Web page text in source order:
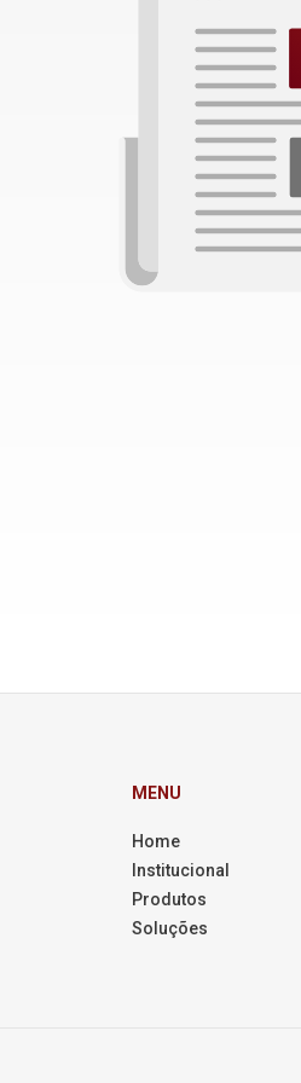
MENU
Home
Institucional
Produtos
Soluções